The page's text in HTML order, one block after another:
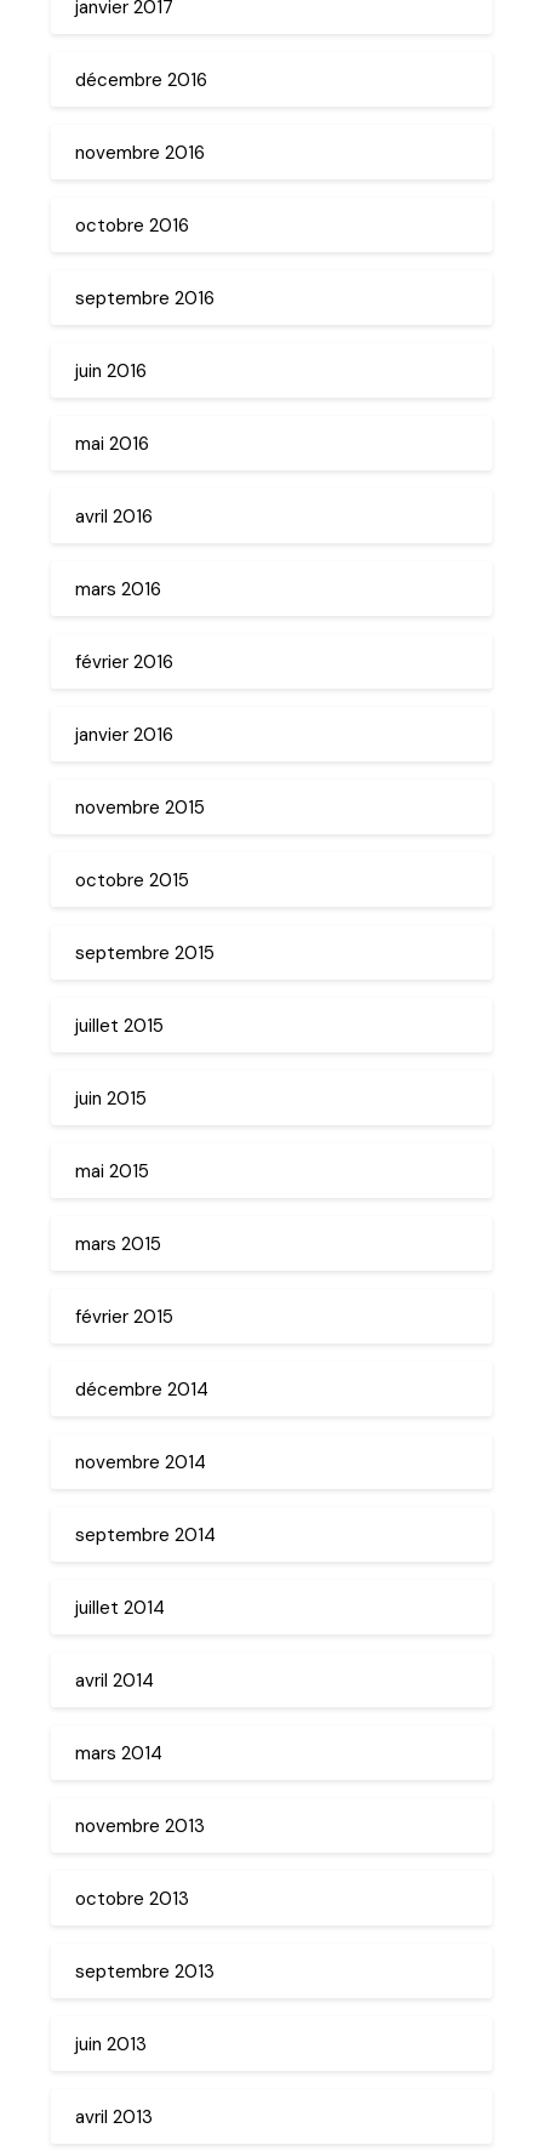
janvier 2017
décembre 2016
novembre 2016
octobre 2016
septembre 2016
juin 2016
mai 2016
avril 2016
mars 2016
février 2016
janvier 2016
novembre 2015
octobre 2015
septembre 2015
juillet 2015
juin 2015
mai 2015
mars 2015
février 2015
décembre 2014
novembre 2014
septembre 2014
juillet 2014
avril 2014
mars 2014
novembre 2013
octobre 2013
septembre 2013
juin 2013
avril 2013